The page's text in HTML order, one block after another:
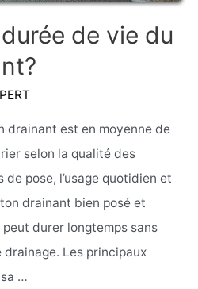
de vie du
drainant est en moyenne de
selon la qualité des
pose, l’usage quotidien et
drainant bien posé et
durer longtemps sans
Les principaux
…